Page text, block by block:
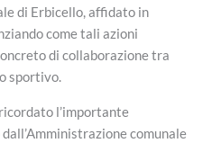
di Erbicello, affidato in
come tali azioni
di collaborazione tra
sportivo.
l’importante
comunale